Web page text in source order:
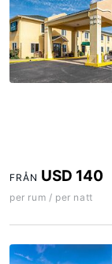
FRÅN USD 140
per rum / per natt